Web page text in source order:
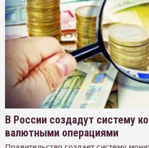
В России создадут систему
валютными операциями